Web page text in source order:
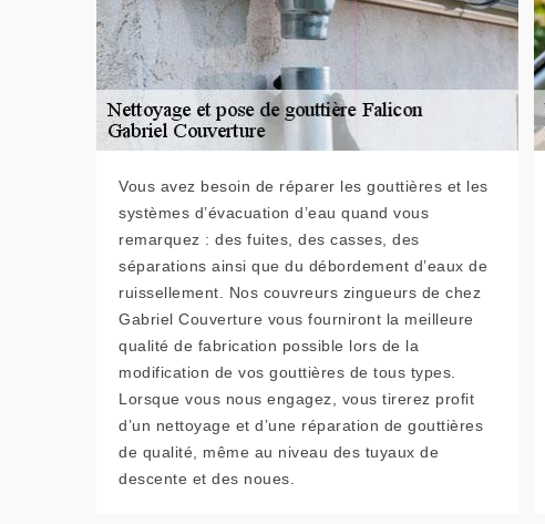
Vous avez besoin de réparer les gouttières et les
systèmes d’évacuation d’eau quand vous
remarquez : des fuites, des casses, des
séparations ainsi que du débordement d’eaux de
ruissellement. Nos couvreurs zingueurs de chez
Gabriel Couverture vous fourniront la meilleure
qualité de fabrication possible lors de la
modification de vos gouttières de tous types.
Lorsque vous nous engagez, vous tirerez profit
d’un nettoyage et d’une réparation de gouttières
de qualité, même au niveau des tuyaux de
descente et des noues.